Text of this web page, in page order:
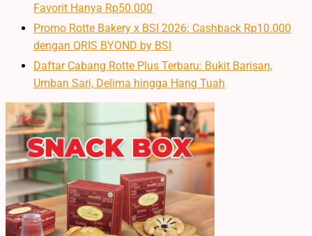
Favorit Hanya Rp50.000
Promo Rotte Bakery x BSI 2026: Cashback Rp10.000
dengan QRIS BYOND by BSI
Daftar Cabang Rotte Plus Terbaru: Bukit Barisan,
Umban Sari, Delima hingga Hang Tuah